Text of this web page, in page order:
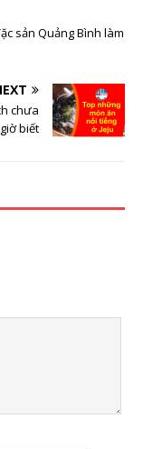
sản Quảng Bình làm
chưa
biết